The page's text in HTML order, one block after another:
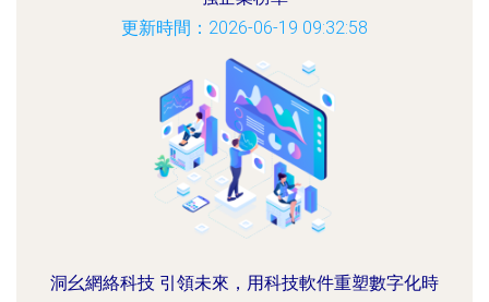
更新時間：2026-06-19 09:32:58
洞幺網絡科技 引領未來，用科技軟件重塑數字化時